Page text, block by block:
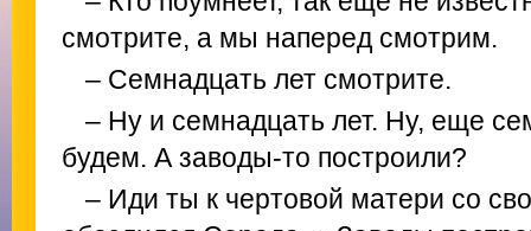
смотрите, а мы наперед смотрим.
– Семнадцать лет смотрите.
– Ну и семнадцать лет. Ну, еще
будем. А заводы-то построили?
– Иди ты к чертовой матери со